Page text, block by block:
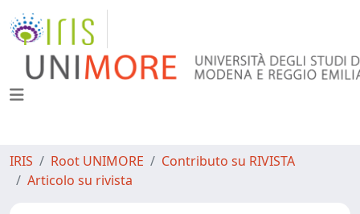
IRIS Root UNIMORE
Contributo su RIVISTA
Articolo su rivista